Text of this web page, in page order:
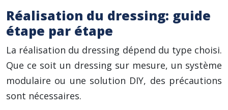
Réalisation du dressing: guide
étape par étape
La réalisation du dressing dépend du type choisi.
Que ce soit un dressing sur mesure, un système
modulaire ou une solution DIY, des précautions
sont nécessaires.